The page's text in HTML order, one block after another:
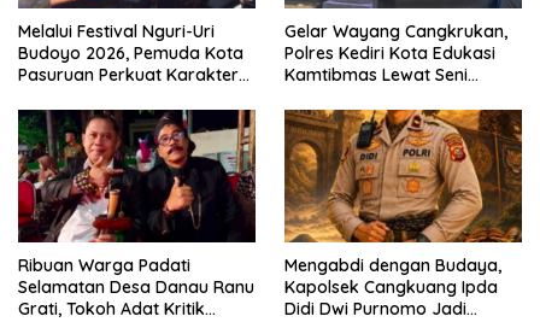
Melalui Festival Nguri-Uri
Budoyo 2026, Pemuda Kota
Pasuruan Perkuat Karakter
Narkoba
Gelar Wayang Cangkrukan,
Polres Kediri Kota Edukasi
Kamtibmas Lewat Seni
Ribuan Warga Padati
Selamatan Desa Danau Ranu
Grati, Tokoh Adat Kritik
Mengabdi dengan Budaya,
Kapolsek Cangkuang Ipda
Didi Dwi Purnomo Jadi